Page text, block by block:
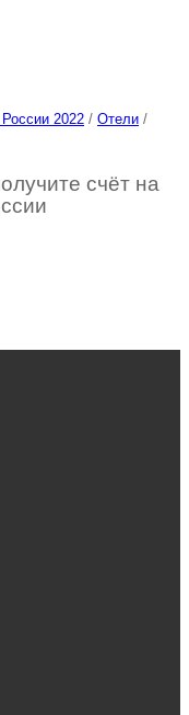
2022 / Отели /
счёт на